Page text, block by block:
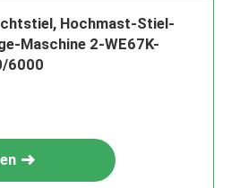
Hochmast-Stiel-
Maschine 2-WE67K-
6000